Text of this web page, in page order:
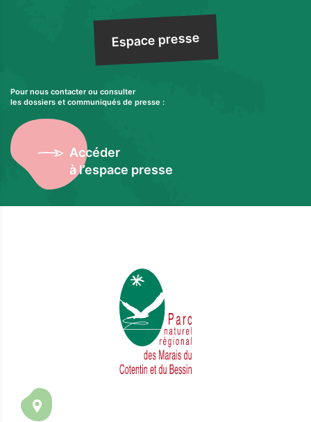
Espace presse
Pour nous contacter ou consulter
les dossiers et communiqués de presse :
Accéder
à l’espace presse